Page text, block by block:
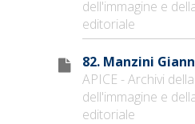
dell'immagine e
editoriale
82. Manzini
APICE - Archivi
dell'immagine e
editoriale